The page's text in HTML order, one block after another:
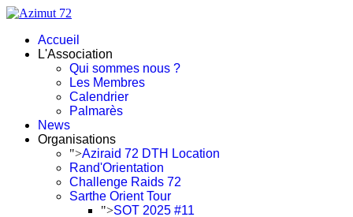
Accueil
L'Association
Qui sommes nous ?
Les Membres
Calendrier
Palmarès
News
Organisations
">Aziraid 72 DTH Location
Rand'Orientation
Challenge Raids 72
Sarthe Orient Tour
">SOT 2025 #11